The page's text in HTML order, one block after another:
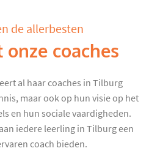
de allerbesten
coaches
al haar coaches in Tilburg
maar ook op hun visie op het
en hun sociale vaardigheden.
iedere leerling in Tilburg een
coach bieden.